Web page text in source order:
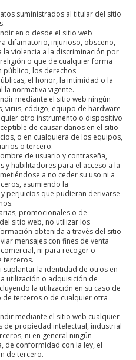
suministrados al titular del sitio
en o desde el sitio web
difamatorio, injurioso, obsceno,
violencia a la discriminación por
o que de cualquier forma
público, los derechos
el honor, la intimidad o la
la normativa vigente.
mediante el sitio web ningún
virus, código, equipo de hardware
otro instrumento o dispositivo
de causar daños en el sitio
o en cualquiera de los equipos,
o tercero.
de usuario y contraseña,
y habilitadores para el acceso a la
a no ceder su uso ni a
asumiendo la
perjuicios que pudieran derivarse
promocionales o de
sitio web, no utilizar los
obtenida a través del sitio
mensajes con fines de venta
ni para recoger o
terceros.
suplantar la identidad de otros en
utilización o adquisición de
la utilización en su caso de
de terceros o de cualquier otra
mediante el sitio web cualquier
de propiedad intelectual, industrial
ni en general ningún
de conformidad con la ley, el
de tercero.